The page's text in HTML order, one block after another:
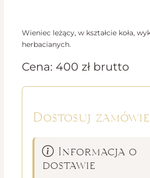
Wieniec leżący, w kształcie koła,
herbacianych.
Cena: 400 zł brutto
Dostosuj
Informacja o
dostawie